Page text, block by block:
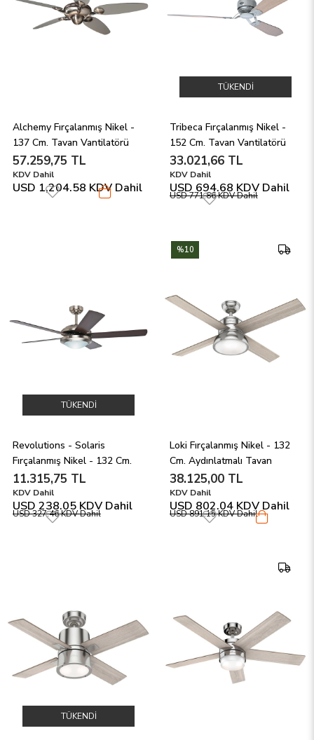
Alchemy Fırçalanmış Nikel -
137 Cm. Tavan Vantilatörü
57.259,75 TL
KDV Dahil
USD 1,204.58 KDV Dahil
TÜKENDI
Tribeca Fırçalanmış Nikel -
152 Cm. Tavan Vantilatörü
33.021,66 TL
KDV Dahil
USD 694.68 KDV Dahil
USD 771.86KDV Dahil
TÜKENDI
Revolutions - Solaris
Fırçalanmış Nikel - 132 Cm.
Aydınlatmalı Tavan
Vantilatörü
11.315,75 TL
KDV Dahil
USD 238.05 KDV Dahil
USD 327.46KDV Dahil
Loki Fırçalanmış Nikel - 132
Cm. Aydınlatmalı Tavan
Vantilatörü
38.125,00 TL
KDV Dahil
USD 802.04 KDV Dahil
USD 891.15KDV Dahil
%10
TÜKENDI